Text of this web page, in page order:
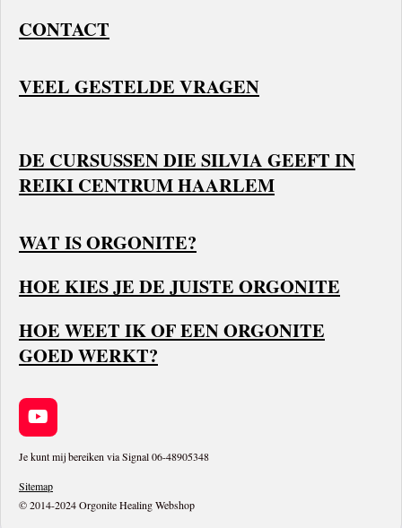
CONTACT
VEEL GESTELDE VRAGEN
DE CURSUSSEN DIE SILVIA GEEFT IN
REIKI CENTRUM HAARLEM
WAT IS ORGONITE?
HOE KIES JE DE JUISTE ORGONITE
HOE WEET IK OF EEN ORGONITE
GOED WERKT?
Y
o
u
u
b
Je kunt mij bereiken via Signal 06-48905348
Sitemap
© 2014-2024 Orgonite Healing Webshop